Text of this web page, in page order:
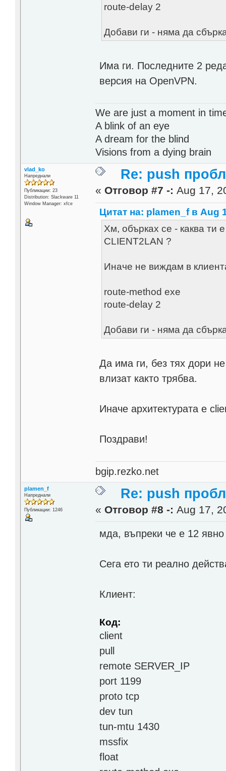
route-delay 2
Добави ги - няма да
Има ги. Последните 2
версия на OpenVPN.
We are just a moment in
A blink of an eye
A dream for the blind
Visions from a dying brain
vlad_ko
Напреднали
Публикации: 23
Distribution: Slackware 11
Window Manager: xfce
Re: push
« Отговор #7 -: Aug 17,
Цитат на: plamen_f в Aug
Хм, обърках се - каква ти
CLIENT2LAN ?
Иначе не виждам в
route-method exe
route-delay 2
Добави ги - няма да
Да има ги, без тях дори
влизат както трябва.
Иначе архитектурата е
Поздрави!
bgip.rezko.net
plamen_f
Напреднали
Публикации: 1246
Re: push
« Отговор #8 -: Aug 17,
мда, въпреки че е 12
Сега ето ти реално
Клиент:
Код:
client
pull
remote SERVER_IP
port 1199
proto tcp
dev tun
tun-mtu 1430
mssfix
float